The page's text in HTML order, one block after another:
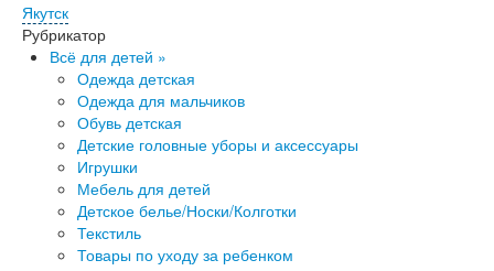
Якутск
Рубрикатор
Всё для детей »
Одежда детская
Одежда для мальчиков
Обувь детская
Детские головные уборы и аксессуары
Игрушки
Ме​бель для детей
Детское белье/Носки/Колготки
Текстиль
Товары по уходу за ребенком